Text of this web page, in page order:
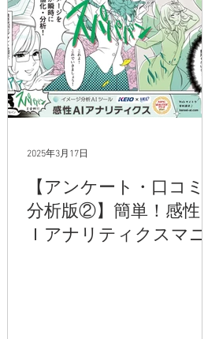
【アンケート・口コミ
分析版②】簡単！感性Ａ
Ｉアナリティクスマニ
2025年3月17日